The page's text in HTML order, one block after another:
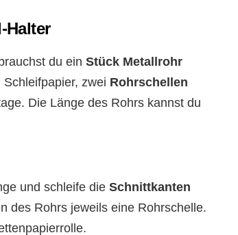
Halter
du ein Stück Metallrohr
zwei Rohrschellen
Die Länge des Rohrs kannst du
und schleife die Schnittkanten
des Rohrs jeweils eine Rohrschelle.